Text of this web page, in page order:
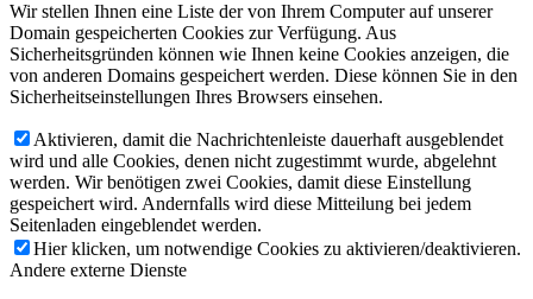
Wir stellen Ihnen eine Liste der von Ihrem Computer auf unserer
Domain gespeicherten Cookies zur Verfügung. Aus
Sicherheitsgründen können wie Ihnen keine Cookies anzeigen, die
von anderen Domains gespeichert werden. Diese können Sie in den
Sicherheitseinstellungen Ihres Browsers einsehen.
Aktivieren, damit die Nachrichtenleiste dauerhaft ausgeblendet
wird und alle Cookies, denen nicht zugestimmt wurde, abgelehnt
werden. Wir benötigen zwei Cookies, damit diese Einstellung
gespeichert wird. Andernfalls wird diese Mitteilung bei jedem
Seitenladen eingeblendet werden.
Hier klicken, um notwendige Cookies zu aktivieren/deaktivieren.
Andere externe Dienste